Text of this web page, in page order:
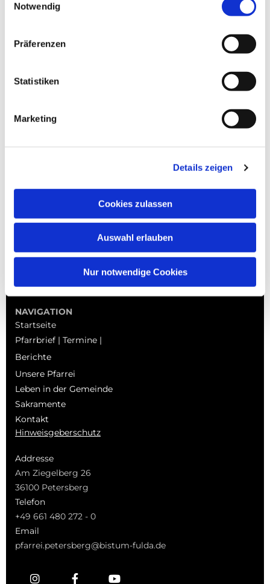
Notwendig
Präferenzen
Statistiken
Marketing
Details zeigen
Cookies zulassen
Auswahl erlauben
Nur notwendige Cookies
NAVIGATION
Startseite
Pfarrbrief | Termine |
Berichte
Unsere Pfarrei
Leben in der Gemeinde
Sakramente
Kontakt
Hinweisgeberschutz
Addresse
Am Ziegelberg 26
36100 Petersberg
Telefon
+49 661 480 272 - 0
Email
pfarrei.petersberg@bistum-fulda.de